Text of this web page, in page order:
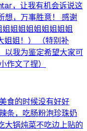
，让我有机会诉说这
想，万事胜意！ 感谢
姐姐姐姐姐姐姐姐
姐姐！） （特别补
以我为鉴定希望大家可
作文了捏）
食的时候没有好好
条，吃肠粉泡珍珠奶
大锅炖菜不吃边上贴的